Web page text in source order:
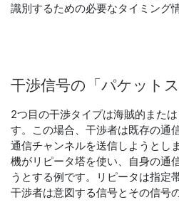
識別するための必要なタイミング
干渉信号の 「パケット
2つ目の干渉タイプは海賊的また
す。この場合、干渉者は既存の通
通信チャンネルを送信しようとし
機がリピータ塔を使い、自身の通
うとする例です。リピータは指定
干渉者は意図する信号とその信号